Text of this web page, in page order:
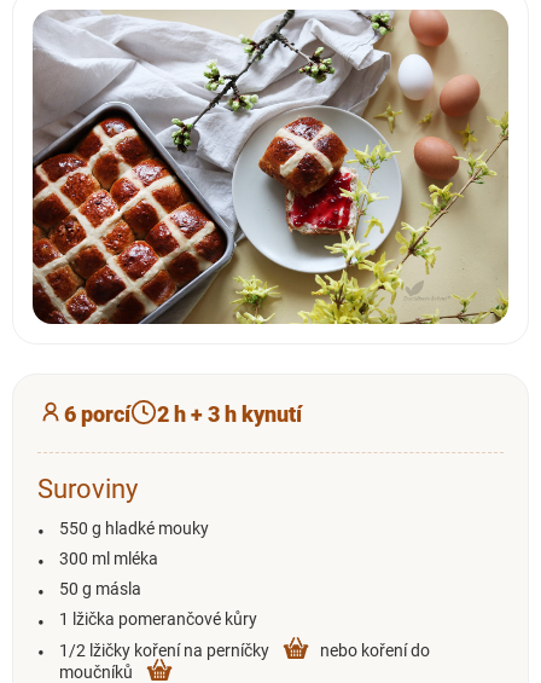
6 porcí 2 h + 3 h kynutí
Suroviny
550 g hladké mouky
300 ml mléka
50 g másla
1 lžička pomerančové kůry
1/2 lžičky koření na perníčky
nebo koření do
moučníků